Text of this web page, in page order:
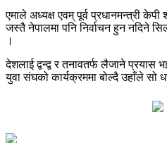
एमाले अध्यक्ष एवम् पूर्व प्रधानमन्त्री
जस्तै नेपालमा पनि निर्वाचन हुन नदिने
।
देशलाई द्वन्द्व र तनावतर्फ लैजाने प्रयास
युवा संघको कार्यक्रममा बोल्दै उहाँले सो